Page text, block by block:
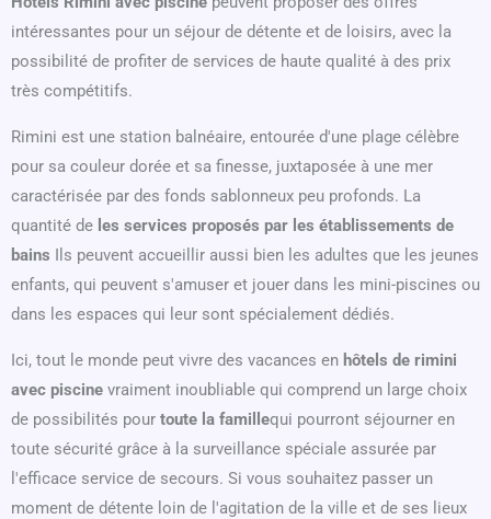
intéressantes pour un séjour de détente et de loisirs, avec la
possibilité de profiter de services de haute qualité à des prix
très compétitifs.
Rimini est une station balnéaire, entourée d'une plage célèbre
pour sa couleur dorée et sa finesse, juxtaposée à une mer
caractérisée par des fonds sablonneux peu profonds. La
quantité de les services proposés par les établissements de
bains Ils peuvent accueillir aussi bien les adultes que les jeunes
enfants, qui peuvent s'amuser et jouer dans les mini-piscines ou
dans les espaces qui leur sont spécialement dédiés.
Ici, tout le monde peut vivre des vacances en hôtels de rimini
avec piscine vraiment inoubliable qui comprend un large choix
de possibilités pour toute la famillequi pourront séjourner en
toute sécurité grâce à la surveillance spéciale assurée par
l'efficace service de secours. Si vous souhaitez passer un
moment de détente loin de l'agitation de la ville et de ses lieux